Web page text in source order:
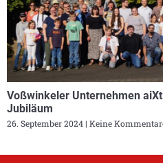
Voßwinkeler Unternehmen
Jubiläum
26. September 2024 Keine